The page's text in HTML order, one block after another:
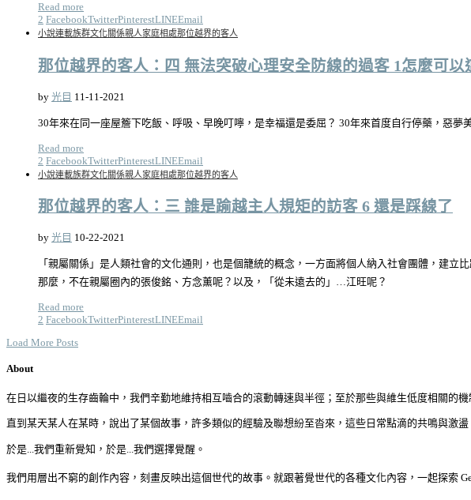
Read more
2 FacebookTwitterPinterestLINEEmail
小說連載族群文化關係親人家庭相處那位越界的客人
那位越界的客人：四 無法突破心理安全防線的過客 1怎麼可以
by 光目 11-11-2021
30年來在同一座屋簷下吃飯、呼吸、早晚叮嚀，是幸福還是委屈？ 30年來首度自行停藥，惡夢
Read more
2 FacebookTwitterPinterestLINEEmail
小說連載族群文化關係親人家庭相處那位越界的客人
那位越界的客人：三 誰是踰越主人規矩的訪客 6 還是踩線了
by 光目 10-22-2021
「親屬關係」是人類社會的文化通則，也是個籠統的概念，一方面將個人納入社會團體，建
那麼，不在親屬圈內的張俊銘、方念薰呢？以及，「從未遠去的」…江旺呢？
Read more
2 FacebookTwitterPinterestLINEEmail
Load More Posts
About
在日以繼夜的生存齒輪中，我們辛勤地維持相互嚙合的滾動轉速與半徑；至於那些與維生低度相關的
直到某天某人在某時，說出了某個故事，許多類似的經驗及聯想紛至沓來，這些日常點滴的共鳴與激
於是...我們重新覺知，於是...我們選擇覺醒。
我們用層出不窮的創作內容，刻畫反映出這個世代的故事。就跟著覺世代的各種文化內容，一起探索